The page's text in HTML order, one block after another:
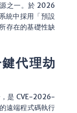
之一。於 2026
統中採用「預設
存在的基礎性缺
鍵代理劫
，是 CVE-2026-
遠端程式碼執行